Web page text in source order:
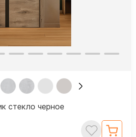
стекло черное